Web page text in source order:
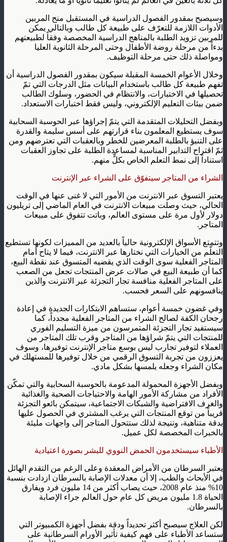
وسيصبح بمقدور الفصول الدراسية في المستقبل منح المربين
الأدوات اللازمة للتعرّف على طبيعة كل طالب وبالتالي يمكن
للمربين تزويد الطلبة بالمناهج الدراسية المخصصة وفقاً لطبيعتهم
بدءاً من مرحلة روضة الأطفال وحتى المرحلة الثانوية العليا
ومواصلة ذلك حتى مرحلة التوظيف.
وخلال الأعوام الخمسة المقبلة سيكون بمقدور الفصول الدراسية أن
تفهم طبيعة كل طالب باستخدام البيانات مثل الدرجات التي تمّ
تحصيلها في الاختبارات، والانتظام في الحضور، وسلوك الطالب
ضمن بيئات التعليم الإلكتروني، وليس فقط اختبارات الاستعداد.
وبفضل التحليلات المتقدمة التي يتمّ إجراؤها عبر الحوسبة السحابية
سوف يستطيع المعلمون بناء قرارتهم على أسس سليمة والقدرة
على التنبؤ بالطلبة المعرضين للخطر وبالعقبات التي تعترضهم ومن
ثمّ اقتراح التدابير المناسبة لمساعدة الطلبة على تجاوز العقبات
استناداً إلى نمط التعلم الخاص بكلٍّ منهم.
الشراء من المتاجر سيتفوّق على الشراء عبر الإنترنت
يعتبر التسوق عبر الانترنت من الأمور التي لا غنى عنها في الوقت
الحالي، حيث وصلت مبيعات الانترنت في العام الماضي إلى تريليون
دولار لأول مرة على مستوى العالم، وباتت تتفوق على مبيعات
المتاجر.
وتتمتع الأسواق الإلكترونية حالياً بالعديد من المميزات لكونها تستطيع
التعلّم من الخيارات التي نختارها عبر الانترنت، فيما لا يتاح أمام
المتاجر الفعلية سوى الوقت الذي يقضيه المتسوق عند نقطة البيع،
كما أن طبيعة البيع في صالات عرض المنتجات تجعل من الصعب
على المتاجر الفعلية منافسة تجار التجزئة عبر الانترنت والذين
ينافسونهم على السعر فحسب.
وفي غضون خمسة أعوام، ستساهم الابتكارات الجديدة في إعادة
رجحان الكفة لصالح الشراء من المتاجر الفعلية مجدداً، كما
سيستفيد تجار التجزئة المتمرسون من ميزة التسليم الفوري
للمنتجات التي يتمّ شراؤها من المتاجر وقرب تلك المتاجر من
العملاء لتوفير تجارب ليس بوسع متاجر الإنترنت توفيرها، وسوف
يعززون من تجربة التسوق الرقمي من خلال توفيرها للمستهلك في
مكان الشراء وجعله يلمسها بشكل مادي.
وبفضل الأجهزة المحمولة المدعومة بالحوسبة السحابية والتي تمكّن
الأفراد من مشاركة الأمور الهامة والاحتياجات الصحية والغذائية
والغرف الافتراضية والشبكات الاجتماعية، سيتمكن بائعو التجزئة
قريباً من توقع المنتجات التي يرغب المشتري في الحصول عليها
بدقة متناهية، وتنيجة لذلك ستتحول المتاجر إلى واجهات مليئة
بالخبرات المخصصة لكل عميل.
الأطباء سيستخدمون الحمض النووي للبشر بصورة اعتيادية
يعتبر السرطان من الأمراض المعقدة وعلى الرغم من التقدم الهائل
في الأبحاث والطب، إلا أن معدلات الإصابة بالسرطان ازدادت بنسبة
10% منذ عام 2008، حيث يصاب أكثر من 14 مليون فرد ويفارق
الحياة 1.8 مليون مريض كل عام حول العالم جراء الإصابة
بالسرطان.
لكن العلاج سيصبح أكثر تحديداً ودقة بفضل أجهزة الكمبيوتر التي
ستساعد الأطباء على فهم كيفية تأثير الأورام السرطانية على